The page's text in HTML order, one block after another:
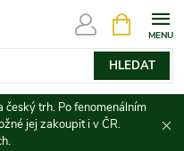
HLEDAT
NÁKUPNÍ
KOŠÍK
český trh. Po fenomenálním
jej zakoupit i v ČR.